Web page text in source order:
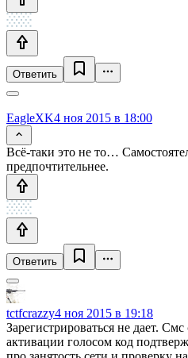
Ответить
EagleXK4 ноя 2015 в 18:00
Всё-таки это не то…
предпочтительнее.
Ответить
tctfcrazzy4 ноя 2015 в 19:18
Зарегистрироваться не дает.
активации голосом код